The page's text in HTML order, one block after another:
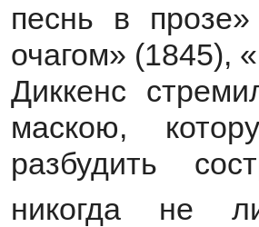
песнь в
очагом» (1845),
Диккенс
маскою,
разбудить
никогда не